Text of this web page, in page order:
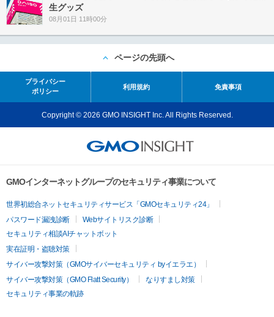
生グッズ
08月01日 11時00分
ページの先頭へ
プライバシー
ポリシー
利用規約 免責事項
Copyright © 2026 GMO INSIGHT Inc. All Rights Reserved.
GMOインターネットグループのセキュリティ事業について
世界初総合ネットセキュリティサービス「GMOセキュリティ24」
パスワード漏洩診断
Webサイトリスク診断
セキュリティ相談AIチャットボット
実在証明・盗聴対策
サイバー攻撃対策（GMOサイバーセキュリティ byイエラエ）
サイバー攻撃対策（GMO Flatt Security）
なりすまし対策
セキュリティ事業の軌跡